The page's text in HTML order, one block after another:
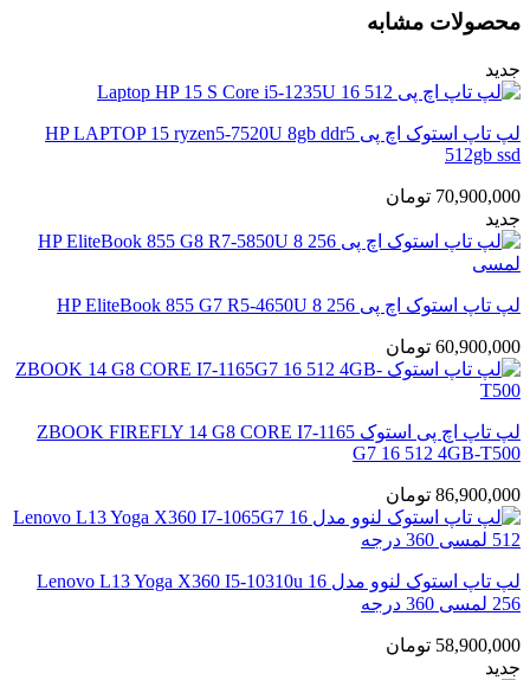
محصولات مشابه
جدید
لپ تاپ استوک اچ پی HP LAPTOP 15 ryzen5-7520U 8gb ddr5
512gb ssd
70,900,000 تومان
جدید
لپ تاپ استوک اچ پی HP EliteBook 855 G7 R5-4650U 8 256
60,900,000 تومان
لپ تاپ اچ پی استوک ZBOOK FIREFLY 14 G8 CORE I7-1165
G7 16 512 4GB-T500
86,900,000 تومان
لپ تاپ استوک لنوو مدل Lenovo L13 Yoga X360 I5-10310u 16
256 لمسی 360 درجه
58,900,000 تومان
جدید